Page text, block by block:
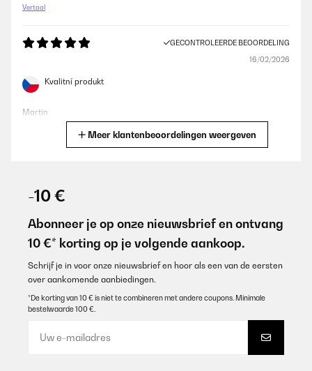
Vertaal
GECONTROLEERDE BEOORDELING
16/02/2026
Kvalitní produkt
Martin
Amazon-Benutzer
GECONTROLEERDE BEOORDELING
great addition to dining roomkeeps our wine at optimum
Meer klantenbeoordelingen weergeven
-10 €
Abonneer je op onze nieuwsbrief en ontvang
10 €* korting op je volgende aankoop.
Schrijf je in voor onze nieuwsbrief en hoor als een van de eersten
over aankomende aanbiedingen.
*De korting van 10 € is niet te combineren met andere coupons. Minimale
bestelwaarde 100 €.